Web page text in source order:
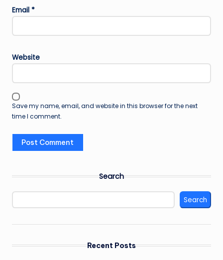
Email *
Website
Save my name, email, and website in this browser for the next
time I comment.
Search
Search
Recent Posts